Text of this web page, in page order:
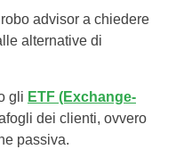
advisor a chiedere
alternative di
gli ETF (Exchange-
dei clienti, ovvero
passiva.